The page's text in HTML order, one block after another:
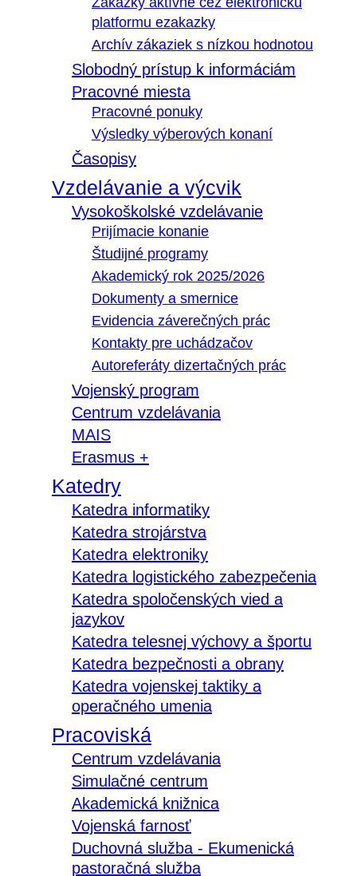
platformu ezakazky
Archív zákaziek s nízkou hodnotou
Slobodný prístup k informáciám
Pracovné miesta
Pracovné ponuky
Výsledky výberových konaní
Časopisy
Vzdelávanie a výcvik
Vysokoškolské vzdelávanie
Prijímacie konanie
Študijné programy
Akademický rok 2025/2026
Dokumenty a smernice
Evidencia záverečných prác
Kontakty pre uchádzačov
Autoreferáty dizertačných prác
Vojenský program
Centrum vzdelávania
MAIS
Erasmus +
Katedry
Katedra informatiky
Katedra strojárstva
Katedra elektroniky
Katedra logistického zabezpečenia
Katedra spoločenských vied a
jazykov
Katedra telesnej výchovy a športu
Katedra bezpečnosti a obrany
Katedra vojenskej taktiky a
operačného umenia
Pracoviská
Centrum vzdelávania
Simulačné centrum
Akademická knižnica
Vojenská farnosť
Duchovná služba - Ekumenická
pastoračná služba